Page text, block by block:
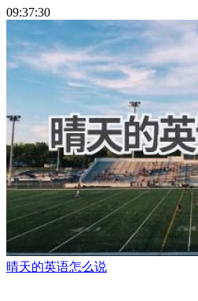
09:37:30
晴天的英语怎么说